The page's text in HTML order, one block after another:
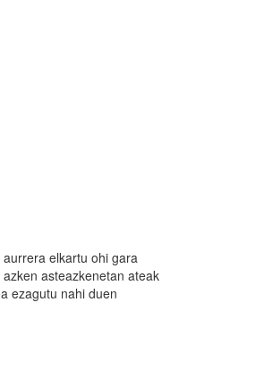
elkartu ohi gara
asteazkenetan ateak
ezagutu nahi duen